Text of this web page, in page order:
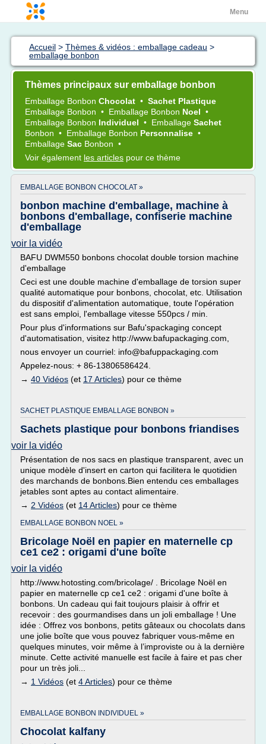
Menu
Accueil > Thèmes & vidéos : emballage cadeau >
emballage bonbon
Thèmes principaux sur emballage bonbon
Emballage Bonbon Chocolat • Sachet Plastique
Emballage Bonbon • Emballage Bonbon Noel •
Emballage Bonbon Individuel • Emballage Sachet
Bonbon • Emballage Bonbon Personnalise •
Emballage Sac Bonbon •
Voir également les articles pour ce thème
EMBALLAGE BONBON CHOCOLAT »
bonbon machine d'emballage, machine à
bonbons d'emballage, confiserie machine
d'emballage
voir la vidéo
BAFU DWM550 bonbons chocolat double torsion machine
d'emballage
Ceci est une double machine d'emballage de torsion super
qualité automatique pour bonbons, chocolat, etc. Utilisation
du dispositif d'alimentation automatique, toute l'opération
est sans emploi, l'emballage vitesse 550pcs / min.
Pour plus d'informations sur Bafu'spackaging concept
d'automatisation, visitez http://www.bafupackaging.com,
nous envoyer un courriel: info@bafuppackaging.com
Appelez-nous: + 86-13806586424.
→ 40 Vidéos (et 17 Articles) pour ce thème
SACHET PLASTIQUE EMBALLAGE BONBON »
Sachets plastique pour bonbons friandises
voir la vidéo
Présentation de nos sacs en plastique transparent, avec un
unique modèle d'insert en carton qui facilitera le quotidien
des marchands de bonbons.Bien entendu ces emballages
jetables sont aptes au contact alimentaire.
→ 2 Vidéos (et 14 Articles) pour ce thème
EMBALLAGE BONBON NOEL »
Bricolage Noël en papier en maternelle cp
ce1 ce2 : origami d'une boîte
voir la vidéo
http://www.hotosting.com/bricolage/ . Bricolage Noël en
papier en maternelle cp ce1 ce2 : origami d'une boîte à
bonbons. Un cadeau qui fait toujours plaisir à offrir et
recevoir : des gourmandises dans un joli emballage ! Une
idée : Offrez vos bonbons, petits gâteaux ou chocolats dans
une jolie boîte que vous pouvez fabriquer vous-même en
quelques minutes, voir même à l’improviste ou à la dernière
minute. Cette activité manuelle est facile à faire et pas cher
pour un très joli...
→ 1 Vidéos (et 4 Articles) pour ce thème
EMBALLAGE BONBON INDIVIDUEL »
Chocolat kalfany